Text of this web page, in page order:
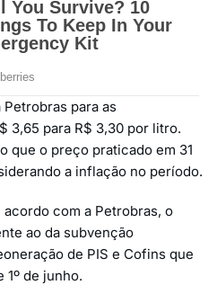
para as
3,65 para R$ 3,30 por litro.
que o preço praticado em 31
a inflação no período.
com a Petrobras, o
ao da subvenção
de PIS e Cofins que
de junho.